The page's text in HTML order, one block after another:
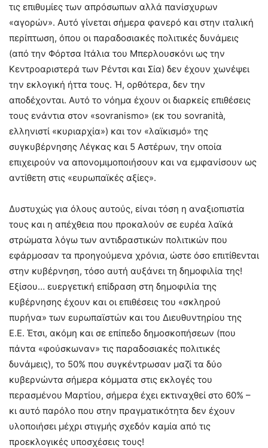
τις επιθυμίες των απρόσωπων αλλά πανίσχυρων
«αγορών». Αυτό γίνεται σήμερα φανερό και στην ιταλική
περίπτωση, όπου οι παραδοσιακές πολιτικές δυνάμεις
(από την Φόρτσα Ιτάλια του Μπερλουσκόνι ως την
Κεντροαριστερά των Ρέντσι και Σία) δεν έχουν χωνέψει
την εκλογική ήττα τους. Ή, ορθότερα, δεν την
αποδέχονται. Αυτό το νόημα έχουν οι διαρκείς επιθέσεις
τους ενάντια στον «sovranismo» (εκ του sovranità,
ελληνιστί «κυριαρχία») και τον «λαϊκισμό» της
συγκυβέρνησης Λέγκας και 5 Αστέρων, την οποία
επιχειρούν να απονομιμοποιήσουν και να εμφανίσουν ως
αντίθετη στις «ευρωπαϊκές αξίες».
Δυστυχώς για όλους αυτούς, είναι τόση η αναξιοπιστία
τους και η απέχθεια που προκαλούν σε ευρέα λαϊκά
στρώματα λόγω των αντιδραστικών πολιτικών που
εφάρμοσαν τα προηγούμενα χρόνια, ώστε όσο επιτίθενται
στην κυβέρνηση, τόσο αυτή αυξάνει τη δημοφιλία της!
Εξίσου… ευεργετική επίδραση στη δημοφιλία της
κυβέρνησης έχουν και οι επιθέσεις του «σκληρού
πυρήνα» των ευρωπαϊστών και του Διευθυντηρίου της
Ε.Ε. Έτσι, ακόμη και σε επίπεδο δημοσκοπήσεων (που
πάντα «φούσκωναν» τις παραδοσιακές πολιτικές
δυνάμεις), το 50% που συγκέντρωσαν μαζί τα δύο
κυβερνώντα σήμερα κόμματα στις εκλογές του
περασμένου Μαρτίου, σήμερα έχει εκτιναχθεί στο 60% –
κι αυτό παρόλο που στην πραγματικότητα δεν έχουν
υλοποιήσει μέχρι στιγμής σχεδόν καμία από τις
προεκλογικές υποσχέσεις τους!